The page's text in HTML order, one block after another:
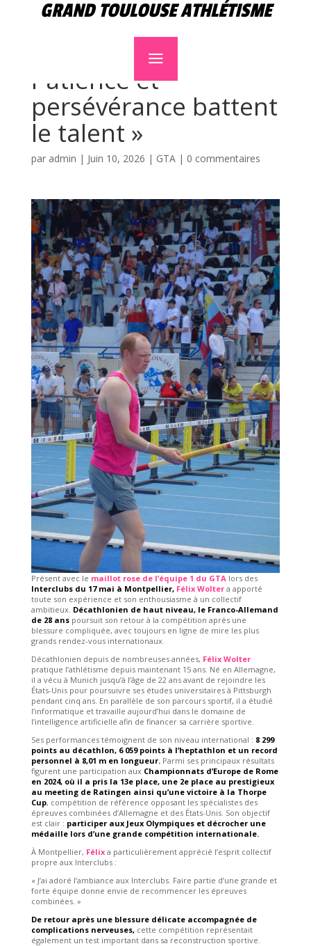
GRAND TOULOUSE ATHLÉTISME
a
Félix Wolter : «
Patience et
persévérance battent
le talent »
par admin | Juin 10, 2026 | GTA| 0 commentaires
Présent avec le maillot rose de l’équipe 1 du GTAlors des
Interclubs du 17 mai à Montpellier,Félix Wolter a apporté
toute son expérience et son enthousiasme à un collectif
ambitieux. Décathlonien de haut niveau, le Franco-Allemand
de 28 anspoursuit son retour à la compétition après une
blessure compliquée, avec toujours en ligne de mire les plus
grands rendez-vous internationaux.
Décathlonien depuis de nombreuses années, Félix Wolter
pratique l’athlétisme depuis maintenant 15 ans. Né en Allemagne,
il a vécu à Munich jusqu’à l’âge de 22 ans avant de rejoindre les
États-Unis pour poursuivre ses études universitaires à Pittsburgh
pendant cinq ans. En parallèle de son parcours sportif, il a étudié
l’informatique et travaille aujourd’hui dans le domaine de
l’intelligence artificielle afin de financer sa carrière sportive.
Ses performances témoignent de son niveau international : 8 299
points au décathlon, 6 059 points à l’heptathlon et un record
personnel à 8,01 m en longueur.Parmi ses principaux résultats
figurent une participation aux Championnats d’Europe de Rome
en 2024, où il a pris la 13e place, une 2e place au prestigieux
au meeting de Ratingen ainsi qu’une victoire à la Thorpe
Cup, compétition de référence opposant les spécialistes des
épreuves combinées d’Allemagne et des États-Unis. Son objectif
est clair : participer aux Jeux Olympiques et décrocher une
médaille lors d’une grande compétition internationale.
À Montpellier, Félix a particulièrement apprécié l’esprit collectif
propre aux Interclubs :
« J’ai adoré l’ambiance aux Interclubs. Faire partie d’une grande et
forte équipe donne envie de recommencer les épreuves
combinées. »
De retour après une blessure délicate accompagnée de
complications nerveuses,cette compétition représentait
également un test important dans sa reconstruction sportive.